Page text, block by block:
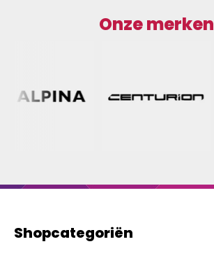
Onze merken
Shopcategoriën